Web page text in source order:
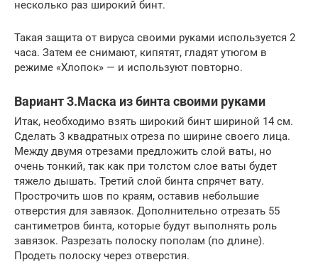
несколько раз широкий бинт.
Такая защита от вируса своими руками используется 2
часа. Затем ее снимают, кипятят, гладят утюгом в
режиме «Хлопок» — и используют повторно.
Вариант 3.Маска из бинта своими руками
Итак, необходимо взять широкий бинт шириной 14 см.
Сделать 3 квадратных отреза по ширине своего лица.
Между двумя отрезами предложить слой ваты, но
очень тонкий, так как при толстом слое ваты будет
тяжело дышать. Третий слой бинта спрячет вату.
Прострочить шов по краям, оставив небольшие
отверстия для завязок. Дополнительно отрезать 55
сантиметров бинта, которые будут выполнять роль
завязок. Разрезать полоску пополам (по длине).
Продеть полоску через отверстия.